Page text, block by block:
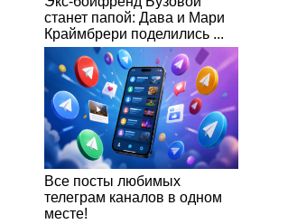
станет папой: Дава и Мари
Краймбрери поделились ...
Все посты любимых
телеграм каналов в одном
месте!